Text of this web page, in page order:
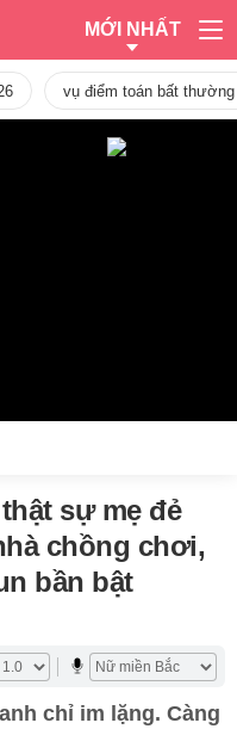
MỚI NHẤT
vụ điểm toán bất
sự mẹ đẻ
chồng chơi,
bần bật
chỉ im lặng. Càng